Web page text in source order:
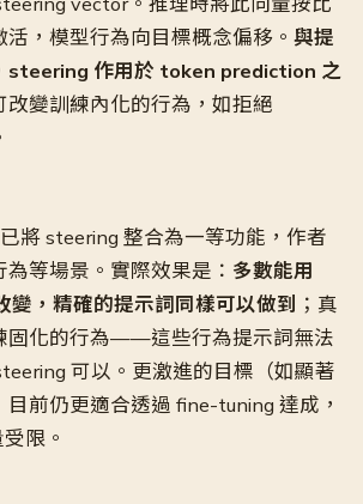
，模型行為向目標概念偏移。 與提
steering 作用於 token prediction 之
改變訓練內化的行為，如拒絕
將 steering 整合為一等功能，作者
等場景。實際效果是： 多數能用
，精確的提示詞同樣可以做到 ；真
固化的行為——這些行為提示詞無法
可以。更激進的目標（如顯著
前仍更適合透過 fine-tuning 達成，
限。